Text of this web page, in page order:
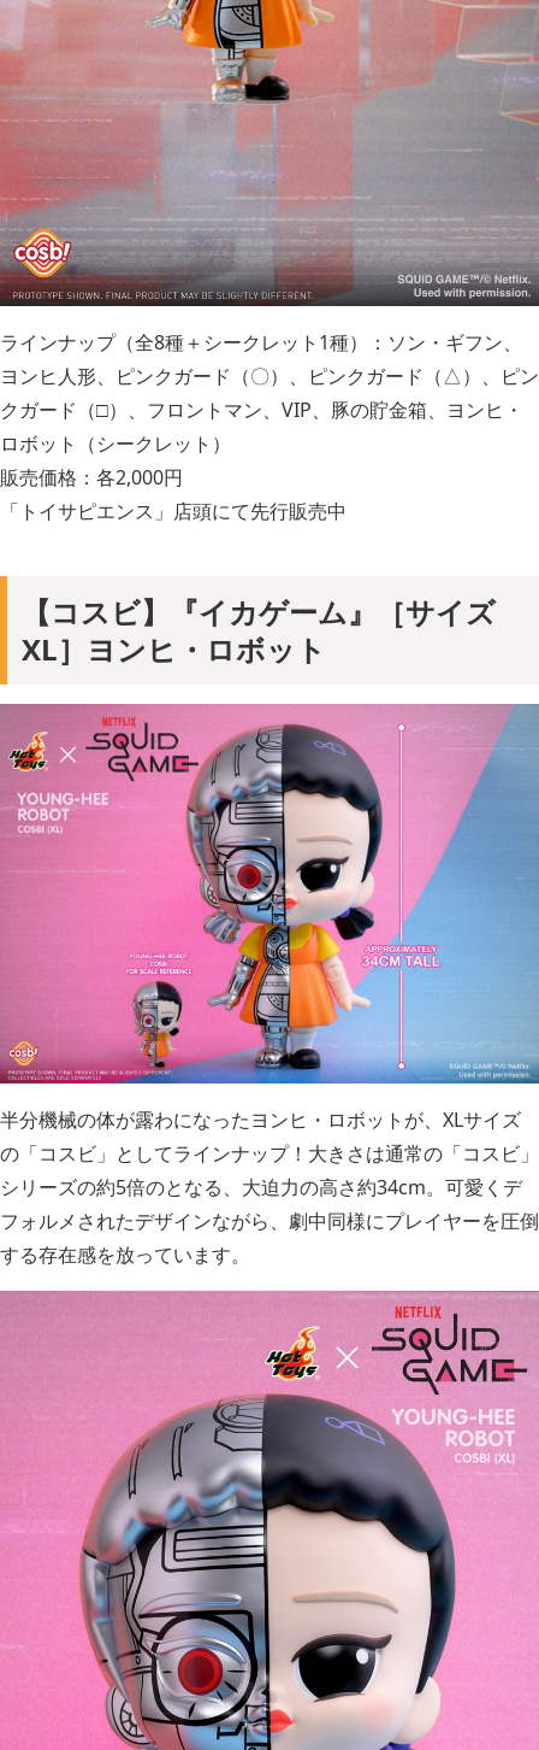
ラインナップ（全8種＋シークレット1種）：ソン・ギフン、
ヨンヒ人形、ピンクガード（〇）、ピンクガード（△）、ピン
クガード（□）、フロントマン、VIP、豚の貯金箱、ヨンヒ・
ロボット（シークレット）
販売価格：各2,000円
「トイサピエンス」店頭にて先行販売中
【コスビ】『イカゲーム』［サイズ
XL］ヨンヒ・ロボット
半分機械の体が露わになったヨンヒ・ロボットが、XLサイズ
の「コスビ」としてラインナップ！大きさは通常の「コスビ」
シリーズの約5倍のとなる、大迫力の高さ約34cm。可愛くデ
フォルメされたデザインながら、劇中同様にプレイヤーを圧倒
する存在感を放っています。